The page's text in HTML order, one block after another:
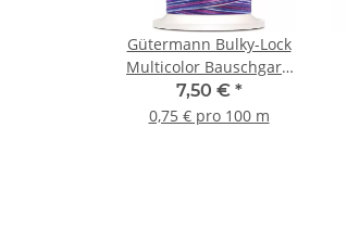
Gütermann Bulky-Lock
Multicolor Bauschgarn
No.80 1000m Col. 9944
7,50 € *
0,75 € pro 100 m